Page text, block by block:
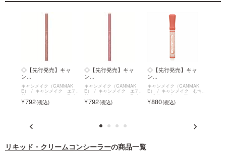
◇【先行発売】キャ
ン...
キャンメイク（CANMAK
E） キャンメイク エア
リーエクステンションライ
ナー792
◇【先行発売】キャ
ン...
キャンメイク（CANMAK
E） キャンメイク エア
リーエクステンションライ
ナー792
◇【先行発売】キャ
ン...
キャンメイク（CANMAK
E） キャンメイク むち
ぷるティント～シアーバー
ム～880
リキッド・クリームコンシーラーの商品一覧